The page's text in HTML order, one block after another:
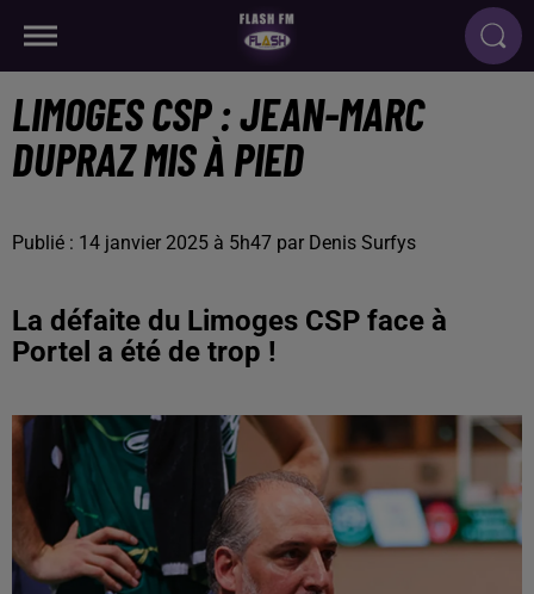
LIMOGES CSP : JEAN-MARC
DUPRAZ MIS À PIED
Publié : 14 janvier 2025 à 5h47 par Denis Surfys
La défaite du Limoges CSP face à
Portel a été de trop !